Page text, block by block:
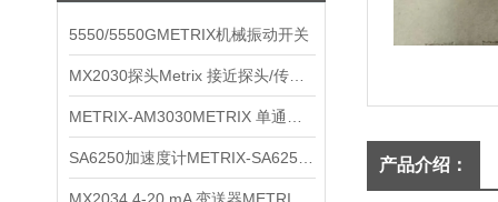
5550/5550GMETRIX机械振动开关
产品介绍：